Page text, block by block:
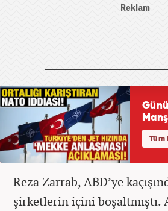
Reza Zarrab, ABD’ye
şirketlerin içini boşaltmıştı.